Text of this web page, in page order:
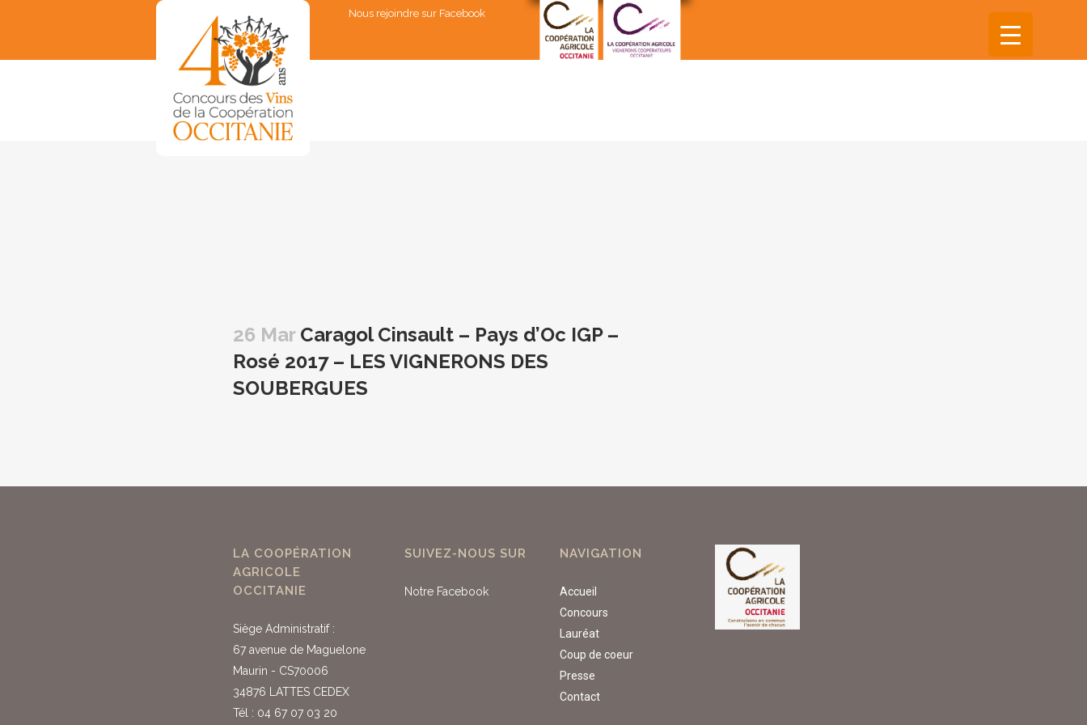
Nous rejoindre sur Facebook
26 MarCaragol Cinsault – Pays d’Oc IGP –
Rosé 2017 – LES VIGNERONS DES
SOUBERGUES
LA COOPÉRATION
AGRICOLE
OCCITANIE
Siège Administratif :
67 avenue de Maguelone
Maurin - CS70006
34876 LATTES CEDEX
Tél : 04 67 07 03 20
SUIVEZ-NOUS SUR
Notre Facebook
NAVIGATION
Accueil
Concours
Lauréat
Coup de coeur
Presse
Contact